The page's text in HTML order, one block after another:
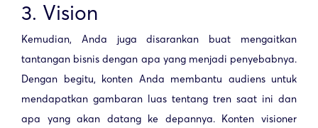
3. Vision
Kemudian, Anda juga disarankan buat mengaitkan
tantangan bisnis dengan apa yang menjadi penyebabnya.
Dengan begitu, konten Anda membantu audiens untuk
mendapatkan gambaran luas tentang tren saat ini dan
apa yang akan datang ke depannya. Konten visioner